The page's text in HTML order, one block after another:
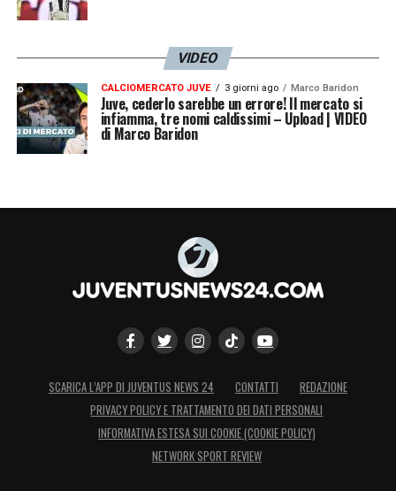
VIDEO
CALCIOMERCATO JUVE 3 giorni ago Marco Baridon
Juve, cederlo sarebbe un errore! Il mercato si
infiamma, tre nomi caldissimi – Upload | VIDEO
di Marco Baridon
SCARICA L’APP DI JUVENTUS NEWS 24 CONTATTI
REDAZIONE
PRIVACY POLICY E TRATTAMENTO DEI DATI PERSONALI
INFORMATIVA ESTESA SUI COOKIE (COOKIE POLICY)
NETWORK SPORT REVIEW